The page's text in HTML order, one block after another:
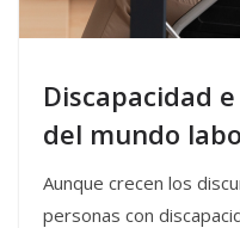
Discapacidad
del mundo
Aunque crecen los
personas con